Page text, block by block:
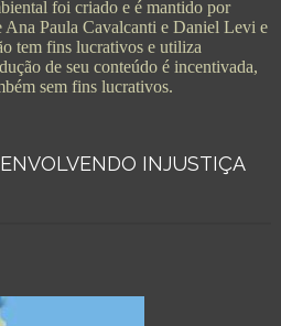
foi criado e é mantido por
Ana Paula Cavalcanti e Daniel Levi e
tem fins lucrativos e utiliza
de seu conteúdo é incentivada,
sem fins lucrativos.
INJUSTIÇA